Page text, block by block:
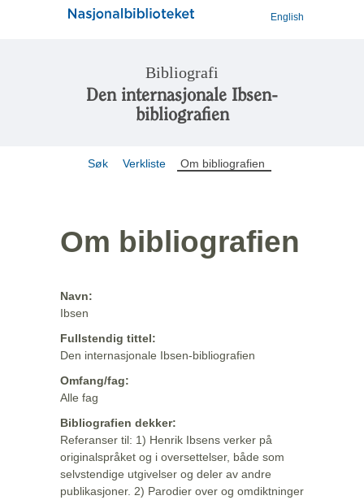
English
Bibliografi
Den internasjonale Ibsen-
bibliografien
Søk Verkliste Om bibliografien
Om bibliografien
Navn:
Ibsen
Fullstendig tittel:
Den internasjonale Ibsen-bibliografien
Omfang/fag:
Alle fag
Bibliografien dekker:
Referanser til: 1) Henrik Ibsens verker på
originalspråket og i oversettelser, både som
selvstendige utgivelser og deler av andre
publikasjoner. 2) Parodier over og omdiktninger